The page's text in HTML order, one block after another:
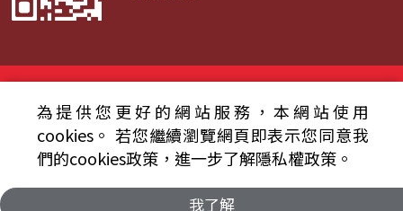
資通安全政策聲明
服務條款 隱私權條款
為提供您更好的網站服務，本網站使用
cookies。 若您繼續瀏覽網頁即表示您同意我
們的cookies政策，進一步了解隱私權政策。
我了解